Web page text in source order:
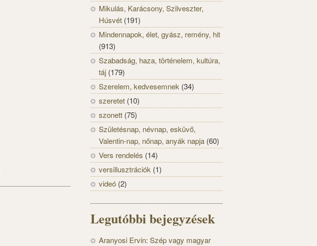
Mikulás, Karácsony, Szilveszter,
Húsvét (191)
Mindennapok, élet, gyász, remény, hit
(913)
Szabadság, haza, történelem, kultúra,
táj (179)
Szerelem, kedvesemnek (34)
szeretet (10)
szonett (75)
Születésnap, névnap, esküvő,
Valentin-nap, nőnap, anyák napja (60)
Vers rendelés (14)
versillusztrációk (1)
videó (2)
Legutóbbi bejegyzések
Aranyosi Ervin: Szép vagy magyar